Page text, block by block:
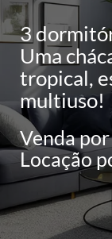
3
Uma
tropical,
multiuso!
Venda
Locação